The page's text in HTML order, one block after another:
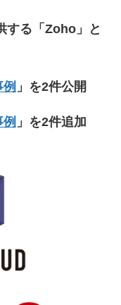
る「Zoho」と
」を2件公開
」を2件追加